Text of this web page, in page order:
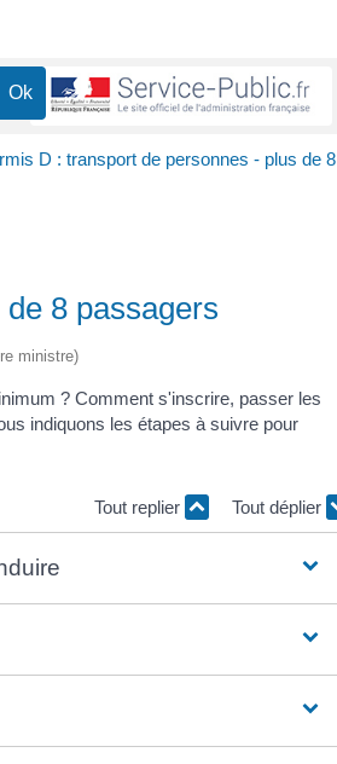
D : transport de personnes - plus de 8
8 passagers
ministre)
? Comment s'inscrire, passer les
indiquons les étapes à suivre pour
Tout replier Tout déplier